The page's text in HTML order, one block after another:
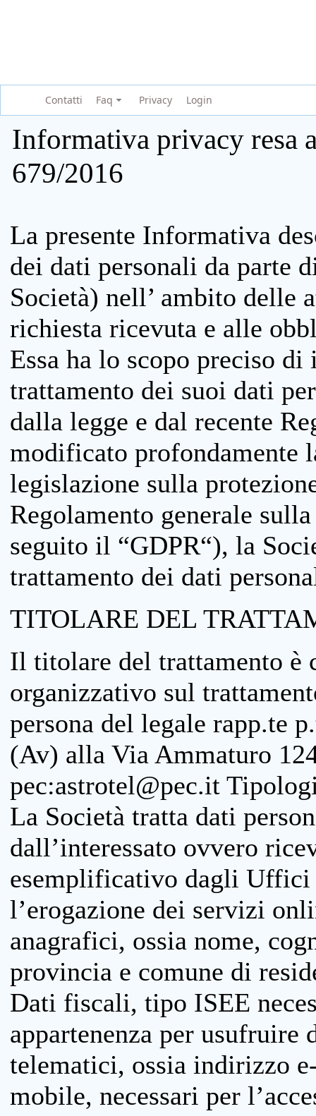
Contatti Faq Privacy Login
Informativa privacy resa
679/2016
La presente Informativa
dei dati personali da parte
Società) nell’ ambito delle
richiesta ricevuta e alle
Essa ha lo scopo preciso
trattamento dei suoi dati
dalla legge e dal recente
modificato profondamente
legislazione sulla
Regolamento generale
seguito il “GDPR“), la
trattamento dei dati
TITOLARE DEL
Il titolare del trattamento è
organizzativo sul
persona del legale rapp.te
(Av) alla Via Ammaturo
pec:astrotel@pec.it
La Società tratta dati
dall’interessato ovvero
esemplificativo dagli
l’erogazione dei servizi
anagrafici, ossia nome,
provincia e comune di
Dati fiscali, tipo ISEE
appartenenza per
telematici, ossia indirizzo
mobile, necessari per